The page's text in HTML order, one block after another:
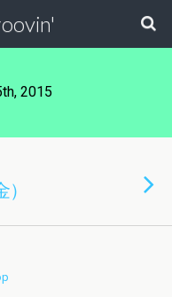
2015